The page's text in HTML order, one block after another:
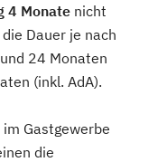
4 Monate nicht
Dauer je nach
24 Monaten
(inkl. AdA).
Gastgewerbe
die